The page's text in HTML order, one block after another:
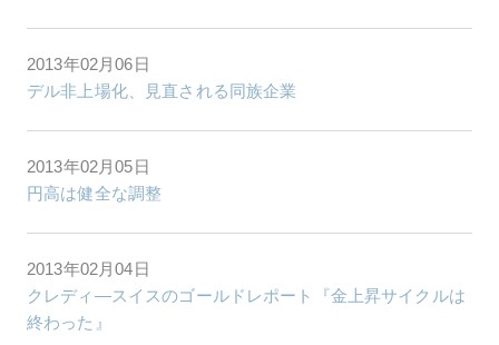
2013年02月06日
デル非上場化、見直される同族企業
2013年02月05日
円高は健全な調整
2013年02月04日
クレディ―スイスのゴールドレポート『金上昇サイクルは
終わった』